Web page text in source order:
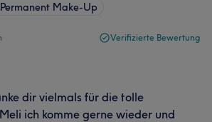
Make-Up
Verifizierte Bewertung
dir vielmals für die tolle
ich komme gerne wieder und